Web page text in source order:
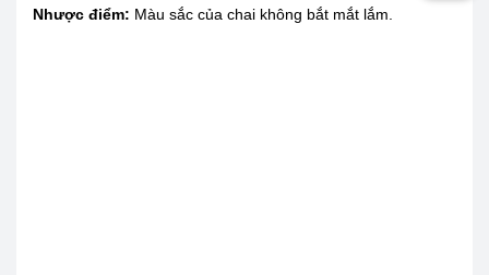
Nhược điểm: Màu sắc của chai không bắt mắt lắm.